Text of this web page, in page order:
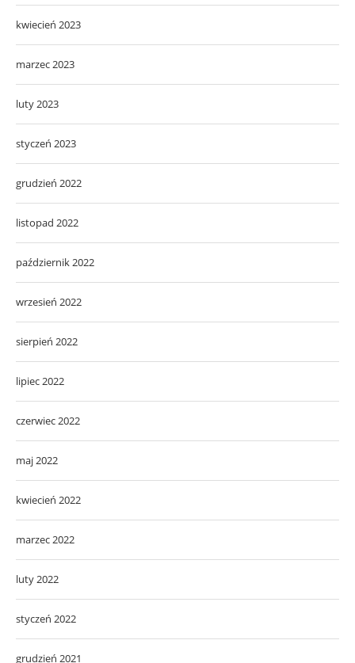
kwiecień 2023
marzec 2023
luty 2023
styczeń 2023
grudzień 2022
listopad 2022
październik 2022
wrzesień 2022
sierpień 2022
lipiec 2022
czerwiec 2022
maj 2022
kwiecień 2022
marzec 2022
luty 2022
styczeń 2022
grudzień 2021